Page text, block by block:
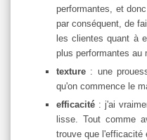
performantes, et
par conséquent, de
les clientes quant à
plus performantes au
texture : une
qu'on commence le
efficacité : j'ai
lisse. Tout comme
trouve que l'efficacité